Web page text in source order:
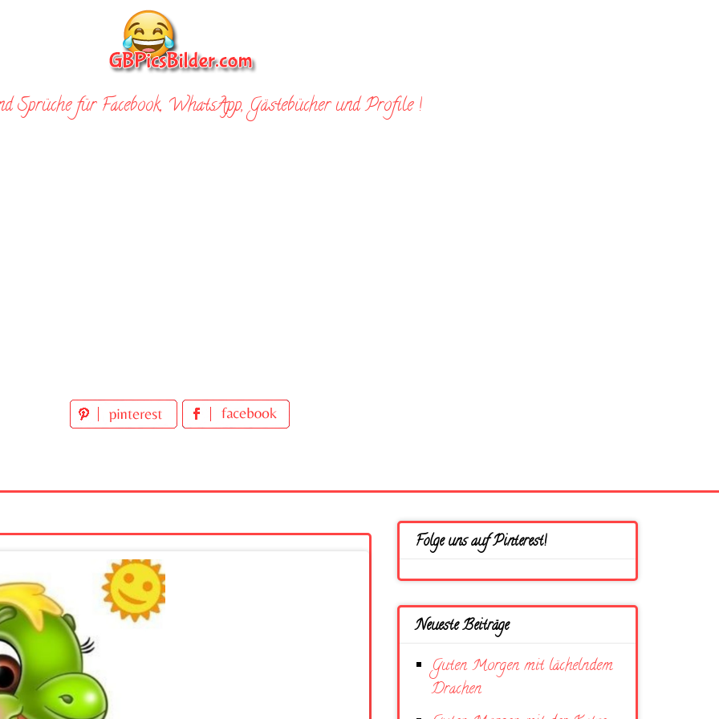
Sprüche für Facebook, WhatsApp, Gästebücher und Profile !
Folge uns auf Pinterest!
Neueste Beiträge
Guten Morgen mit lächelndem
Drachen